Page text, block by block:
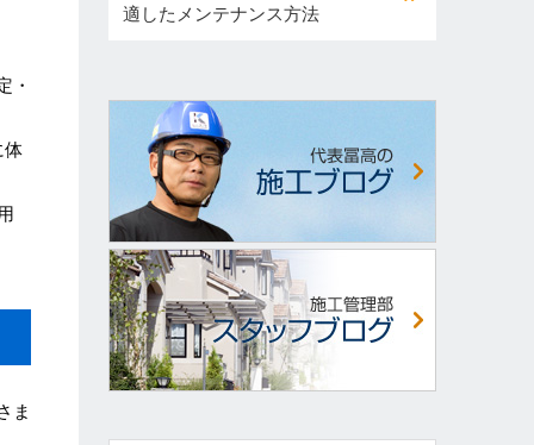
・
体
ま
適したメンテナンス方法